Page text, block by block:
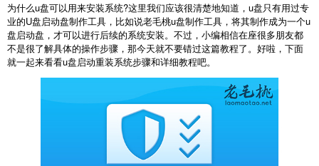
为什么u盘可以用来安装系统?这里我们应该很清楚地知道，u盘只有用过专
业的U盘启动盘制作工具，比如说老毛桃u盘制作工具，将其制作成为一个u
盘启动盘，才可以进行后续的系统安装。不过，小编相信在座很多朋友都
不是很了解具体的操作步骤，那今天就不要错过这篇教程了。好啦，下面
就一起来看看u盘启动重装系统步骤和详细教程吧。